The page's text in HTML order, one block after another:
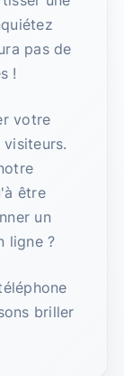
pas de
!
votre
être
un
ligne ?
briller